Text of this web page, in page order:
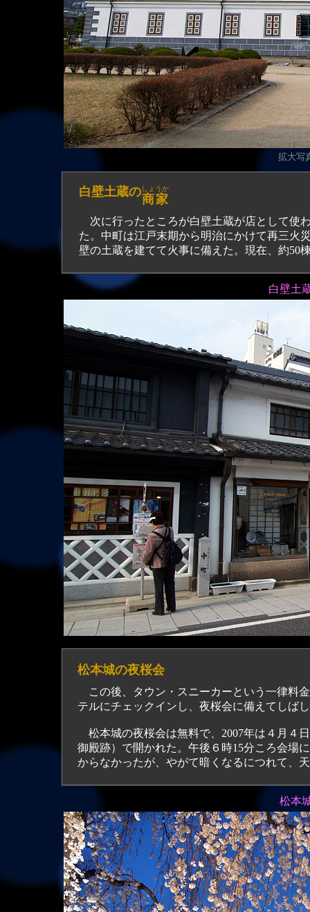
拡大写
白壁土蔵の
商家
しょうか
次に行ったところが白壁土蔵が店として使
た。中町は江戸末期から明治にかけて再三火
壁の土蔵を建てて火事に備えた。現在、約50
白壁土
松本城の夜桜会
この後、タウン・スニーカーという一律料
テルにチェックインし、夜桜会に備えてしば
松本城の夜桜会は無料で、2007年は４月４
御殿跡）で開かれた。午後６時15分ころ会場
からなかったが、やがて暗くなるにつれて、
松本